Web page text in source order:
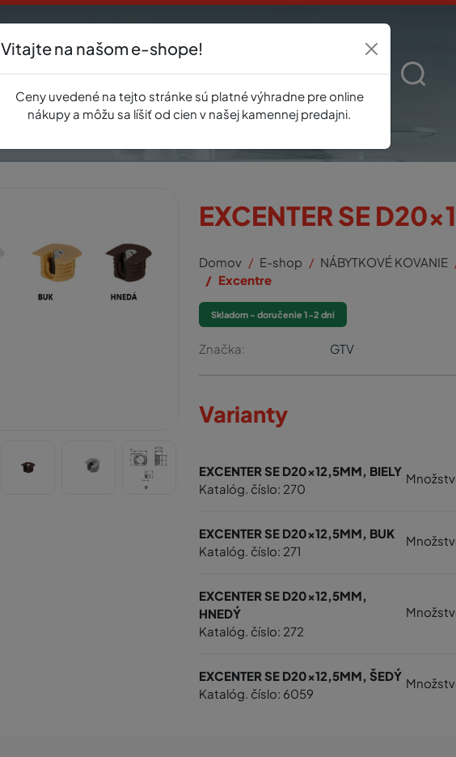
AkcieE-shopRegistráciaNovinkyO násPredajňaKontakt
EXCENTER SE
Domov E-shop NÁBYTKOVÉ KOVANIE
Excentre
Skladom - doručenie 1-2 dni
Značka: GTV
Varianty
EXCENTER SE D20x12,5MM, BIELY
Katalóg. číslo: 270
EXCENTER SE D20x12,5MM, BUK
Katalóg. číslo: 271
EXCENTER SE D20x12,5MM,
HNEDÝ
Katalóg. číslo: 272
EXCENTER SE D20x12,5MM, ŠEDÝ
Katalóg. číslo: 6059
Vitajte na našom e-shope!
Ceny uvedené na tejto stránke sú platné výhradne pre online
nákupy a môžu sa líšiť od cien v našej kamennej predajni.